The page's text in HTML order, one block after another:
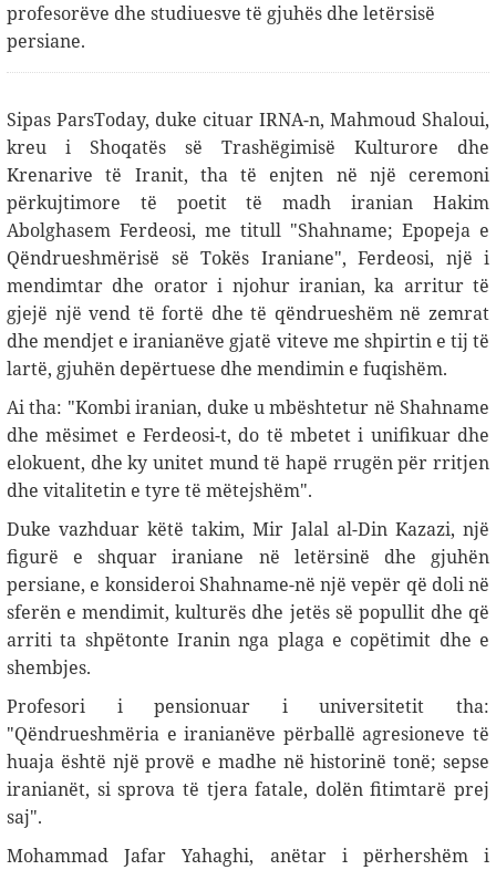
profesorëve dhe studiuesve të gjuhës dhe letërsisë
persiane.
Sipas ParsToday, duke cituar IRNA-n, Mahmoud Shaloui,
kreu i Shoqatës së Trashëgimisë Kulturore dhe
Krenarive të Iranit, tha të enjten në një ceremoni
përkujtimore të poetit të madh iranian Hakim
Abolghasem Ferdeosi, me titull "Shahname; Epopeja e
Qëndrueshmërisë së Tokës Iraniane", Ferdeosi, një i
mendimtar dhe orator i njohur iranian, ka arritur të
gjejë një vend të fortë dhe të qëndrueshëm në zemrat
dhe mendjet e iranianëve gjatë viteve me shpirtin e tij të
lartë, gjuhën depërtuese dhe mendimin e fuqishëm.
Ai tha: "Kombi iranian, duke u mbështetur në Shahname
dhe mësimet e Ferdeosi-t, do të mbetet i unifikuar dhe
elokuent, dhe ky unitet mund të hapë rrugën për rritjen
dhe vitalitetin e tyre të mëtejshëm."
Duke vazhduar këtë takim, Mir Jalal al-Din Kazazi, një
figurë e shquar iraniane në letërsinë dhe gjuhën
persiane, e konsideroi Shahname-në një vepër që doli në
sferën e mendimit, kulturës dhe jetës së popullit dhe që
arriti ta shpëtonte Iranin nga plaga e copëtimit dhe e
shembjes.
Profesori i pensionuar i universitetit tha:
"Qëndrueshmëria e iranianëve përballë agresioneve të
huaja është një provë e madhe në historinë tonë; sepse
iranianët, si sprova të tjera fatale, dolën fitimtarë prej
saj."
Mohammad Jafar Yahaghi, anëtar i përhershëm i